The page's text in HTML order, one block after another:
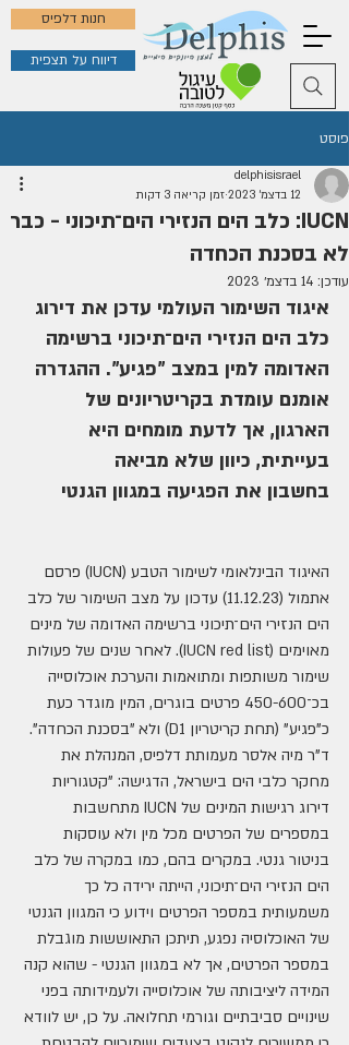
חנות דלפיס
דיווח על תצפית
פוסט
IUCN: כלב הים הנזירי הים־תיכוני - כבר
לא בסכנת הכחדה
delphisisrael
12 בדצמ׳ 2023
זמן קריאה 3 דקות
עודכן: 14 בדצמ׳ 2023
איגוד השימור העולמי עדכן את דירוג
כלב הים הנזירי הים־תיכוני ברשימה
האדומה למין במצב "פגיע". ההגדרה
אומנם עומדת בקריטריונים של
הארגון, אך לדעת מומחים היא
בעייתית, כיוון שלא מביאה
בחשבון את הפגיעה במגוון הגנטי
האיגוד הבינלאומי לשימור הטבע (IUCN) פרסם
אתמול (11.12.23) עדכון על מצב השימור של כלב
הים הנזירי הים־תיכוני ברשימה האדומה של מינים
מאוימים (IUCN red list). לאחר שנים של פעולות
שימור משותפות ומתואמות והערכת אוכלוסייה
בכ־450-600 פרטים בוגרים, המין מוגדר כעת
כ"פגיע" (תחת קריטריון D1) ולא "בסכנת הכחדה".
ד"ר מיה אלסר מעמותת דלפיס, המנהלת את
מחקר כלבי הים בישראל, הדגישה: "קטגוריות
דירוג רגישות המינים של IUCN מתחשבות
במספרים של הפרטים מכל מין ולא עוסקות
בניטור גנטי. במקרים בהם, כמו במקרה של כלב
הים הנזירי הים־תיכוני, הייתה ירידה כל כך
משמעותית במספר הפרטים וידוע כי המגוון הגנטי
של האוכלוסיה נפגע, תיתכן התאוששות מוגבלת
במספר הפרטים, אך לא במגוון הגנטי - שהוא קנה
המידה ליציבותה של אוכלוסייה ולעמידותה בפני
שינויים סביבתיים וגורמי תחלואה. על כן, יש לוודא